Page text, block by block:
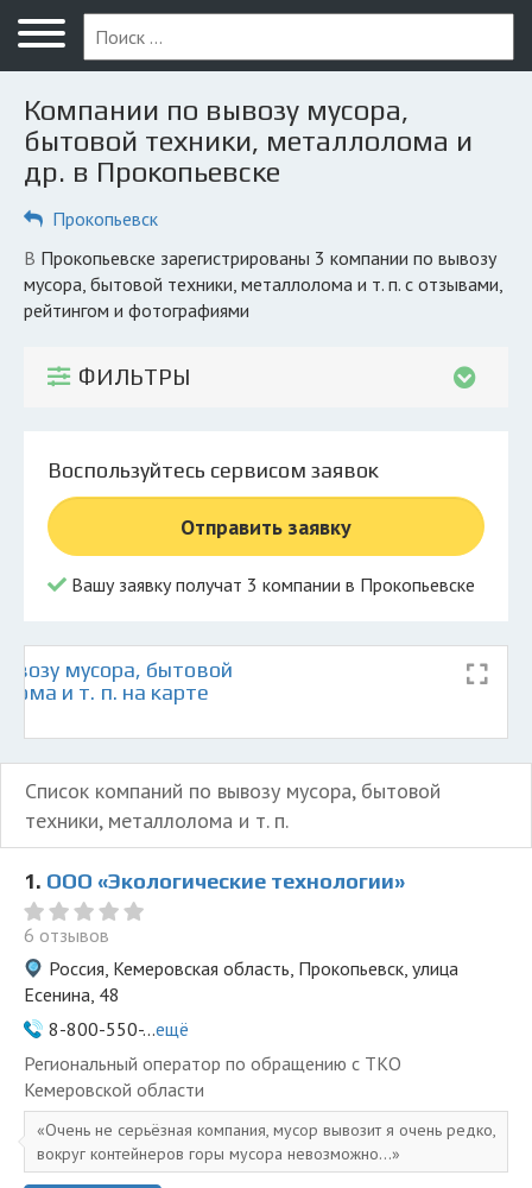
Меню
Главная
Вопрос юристу
Прокопьевск
ПОЛЬЗОВАТЕЛЯМ
Компании
Экоблог
Личный кабинет
Компании по вывозу мусора,
бытовой техники, металлолома и
др. в Прокопьевске
Прокопьевск
в Прокопьевске зарегистрированы 3 компании по вывозу
мусора, бытовой техники, металлолома и т. п. с отзывами,
рейтингом и фотографиями
ФИЛЬТРЫ
Воспользуйтесь сервисом заявок
Отправить заявку
Вашу заявку получат 3 компании в Прокопьевске
мусора, бытовой
и т. п. на карте
Список компаний по вывозу мусора, бытовой
техники, металлолома и т. п.
1. ООО «Экологические технологии»
6 отзывов
Россия, Кемеровская область, Прокопьевск, улица
Есенина, 48
8-800-550-...ещё
Региональный оператор по обращению с ТКО
Кемеровской области
Очень не серьёзная компания, мусор вывозит я очень редко,
вокруг контейнеров горы мусора невозможно...